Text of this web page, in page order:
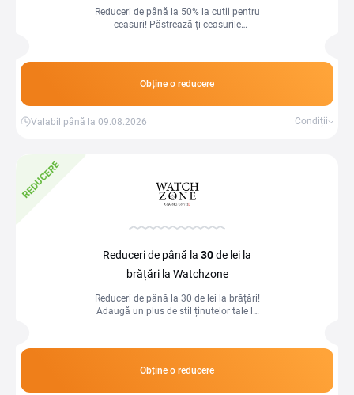
Reduceri de până la 50% la cutii pentru
ceasuri! Păstrează-ți ceasurile
Obține o reducere
Valabil până la 09.08.2026 Condiții
REDUCERE
Reduceri de până la 30de lei la
brățări la Watchzone
Reduceri de până la 30 de lei la brățări!
Adaugă un plus de stil ținutelor tale la
Obține o reducere